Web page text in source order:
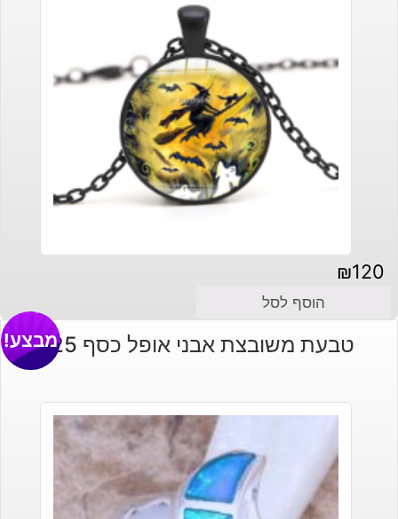
₪120
הוסף לסל
טבעת משובצת אבני אופל כסף 925 מבצע!